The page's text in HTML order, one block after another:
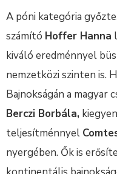
A póni kategória
számító Hoffer Hanna
kiváló eredménnyel
nemzetközi szinten is.
Bajnokságán a
Berczi Borbála,
teljesítménnyel
nyergében. Ők is